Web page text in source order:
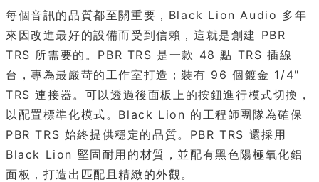
每個音訊的品質都至關重要，Black Lion Audio 多年
來因改進最好的設備而受到信賴，這就是創建 PBR
TRS 所需要的。PBR TRS 是一款 48 點 TRS 插線
台，專為最嚴苛的工作室打造；裝有 96 個鍍金 1/4"
TRS 連接器。可以透過後面板上的按鈕進行模式切換，
以配置標準化模式。Black Lion 的工程師團隊為確保
PBR TRS 始終提供穩定的品質。PBR TRS 還採用
Black Lion 堅固耐用的材質，並配有黑色陽極氧化鋁
面板，打造出匹配且精緻的外觀。